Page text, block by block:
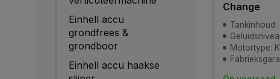
Einhell accu
grondfrees &
grondboor
Einhell accu haakse
Change
Tankinhoud:
Motortype: